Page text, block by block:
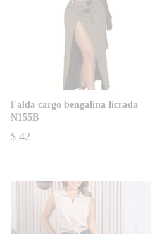
Falda cargo bengalina licrada
N155B
$ 42